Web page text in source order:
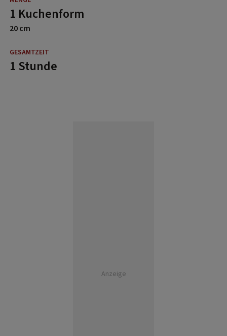
1 Kuchenform
20 cm
1 Stunde
Anzeige